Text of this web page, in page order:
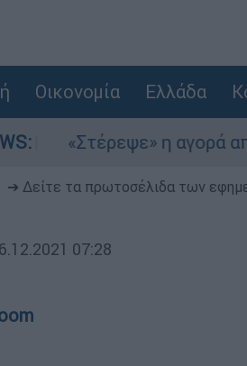
Οικονομία Ελλάδα
η αγορά από
➔ Δείτε τα πρωτοσέλιδα των
07:28